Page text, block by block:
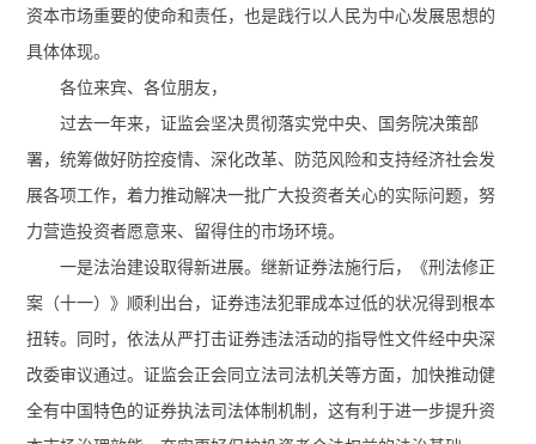
资本市场重要的使命和责任，也是践行以人民为中心发展思想的
具体体现。
各位来宾、各位朋友，
过去一年来，证监会坚决贯彻落实党中央、国务院决策部
署，统筹做好防控疫情、深化改革、防范风险和支持经济社会发
展各项工作，着力推动解决一批广大投资者关心的实际问题，努
力营造投资者愿意来、留得住的市场环境。
一是法治建设取得新进展。继新证券法施行后，《刑法修正
案（十一）》顺利出台，证券违法犯罪成本过低的状况得到根本
扭转。同时，依法从严打击证券违法活动的指导性文件经中央深
改委审议通过。证监会正会同立法司法机关等方面，加快推动健
全有中国特色的证券执法司法体制机制，这有利于进一步提升资